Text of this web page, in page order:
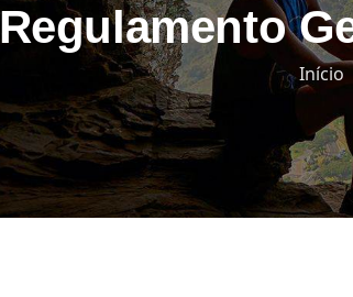
Regulamento
Início